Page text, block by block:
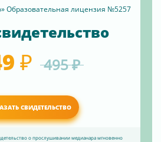
Образовательная лицензия №5257
₽ 495 ₽
СВИДЕТЕЛЬСТВО
о прослушивании медианара мгновенно